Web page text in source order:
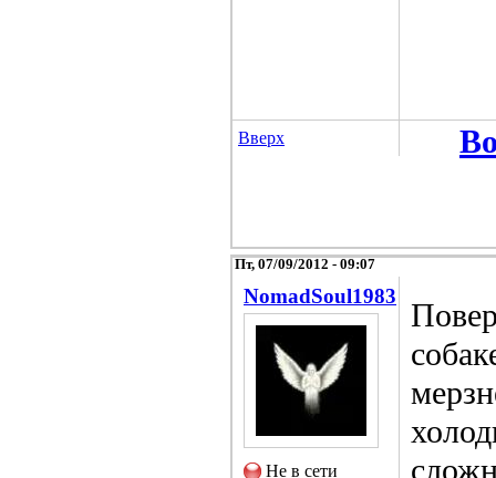
Вверх
Пт, 07/09/2012 - 09:07
NomadSoul1983
Не в сети